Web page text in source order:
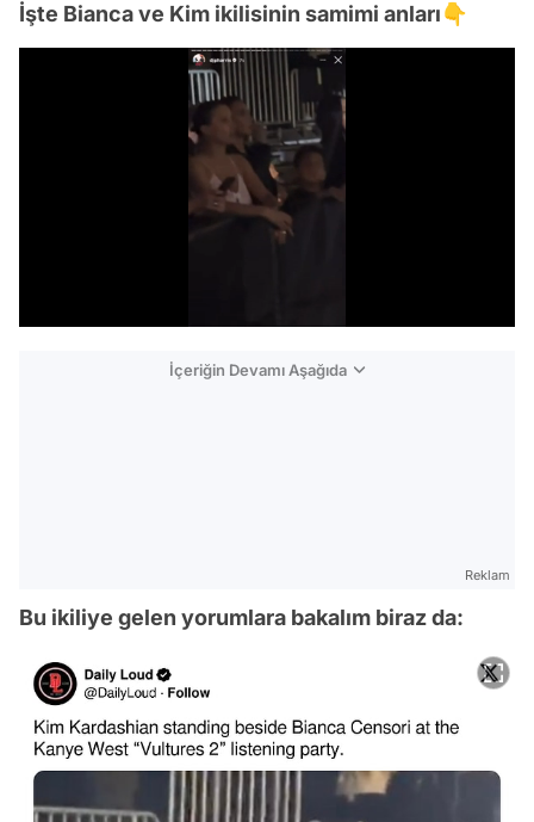
İşte Bianca ve Kim ikilisinin samimi anları👇
İçeriğin Devamı Aşağıda
Reklam
Bu ikiliye gelen yorumlara bakalım biraz da: